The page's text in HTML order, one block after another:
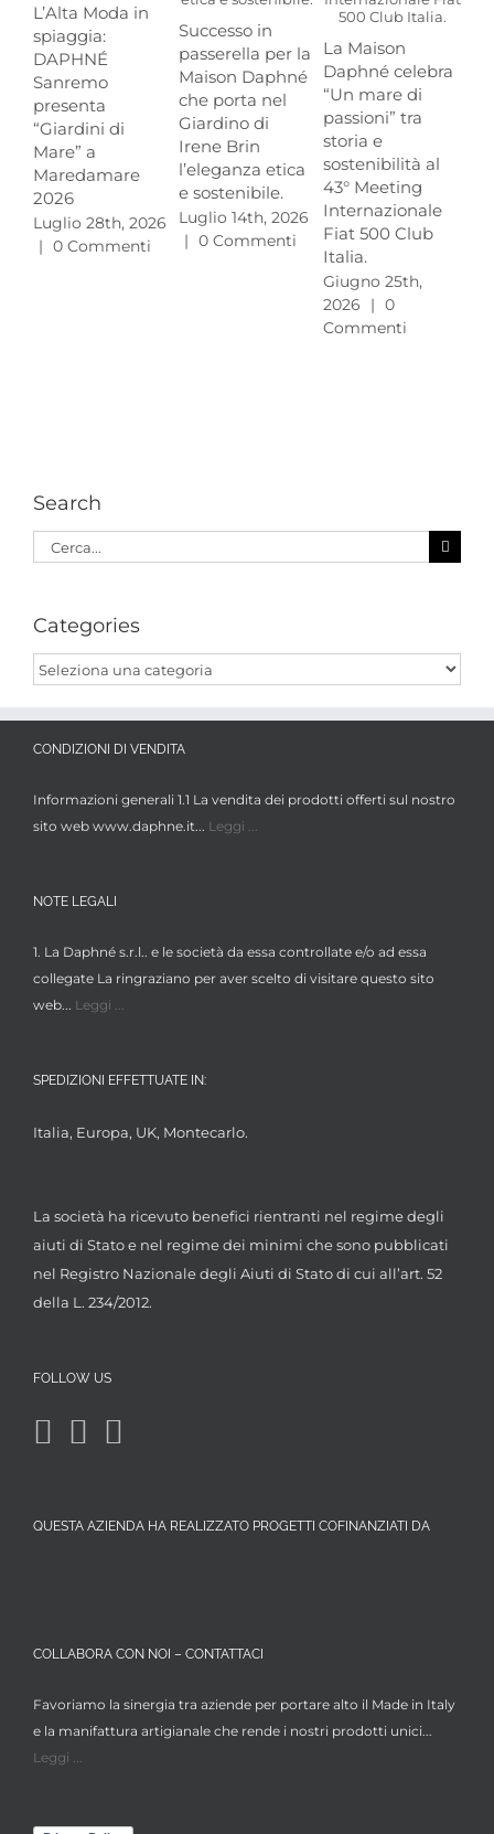
L’Alta Moda in
spiaggia:
DAPHNÉ
Sanremo
presenta
“Giardini di
Mare” a
Maredamare
2026
Luglio 28th, 2026
| 0 Commenti
Successo in
passerella per la
Maison Daphné
che porta nel
Giardino di
Irene Brin
l’eleganza etica
e sostenibile.
Luglio 14th, 2026
| 0 Commenti
La Maison
Daphné celebra
“Un mare di
passioni” tra
storia e
sostenibilità al
43° Meeting
Internazionale
Fiat 500 Club
Italia.
Giugno 25th,
2026
| 0
Commenti
Search
Cerca
Categories
Categories
CONDIZIONI DI VENDITA
Informazioni generali 1.1 La vendita dei prodotti offerti sul nostro
sito web www.daphne.it... Leggi ...
NOTE LEGALI
1. La Daphné s.r.l.. e le società da essa controllate e/o ad essa
collegate La ringraziano per aver scelto di visitare questo sito
web... Leggi ...
SPEDIZIONI EFFETTUATE IN:
Italia, Europa, UK, Montecarlo.
La società ha ricevuto benefici rientranti nel regime degli
aiuti di Stato e nel regime dei minimi che sono pubblicati
nel Registro Nazionale degli Aiuti di Stato di cui all’art. 52
della L. 234/2012.
FOLLOW US
QUESTA AZIENDA HA REALIZZATO PROGETTI COFINANZIATI DA
COLLABORA CON NOI – CONTATTACI
Favoriamo la sinergia tra aziende per portare alto il Made in Italy
e la manifattura artigianale che rende i nostri prodotti unici...
Leggi ...